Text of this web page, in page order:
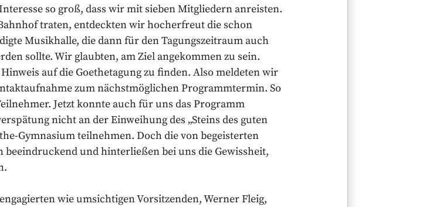
so groß, dass wir mit sieben Mitgliedern anreisten.
traten, entdeckten wir hocherfreut die schon
Musikhalle, die dann für den Tagungszeitraum auch
sollte. Wir glaubten, am Ziel angekommen zu sein.
auf die Goethetagung zu finden. Also meldeten wir
zum nächstmöglichen Programmtermin. So
Jetzt konnte auch für uns das Programm
nicht an der Einweihung des „Steins des guten
Gymnasium teilnehmen. Doch die von begeisterten
und hinterließen bei uns die Gewissheit,
wie umsichtigen Vorsitzenden, Werner Fleig,